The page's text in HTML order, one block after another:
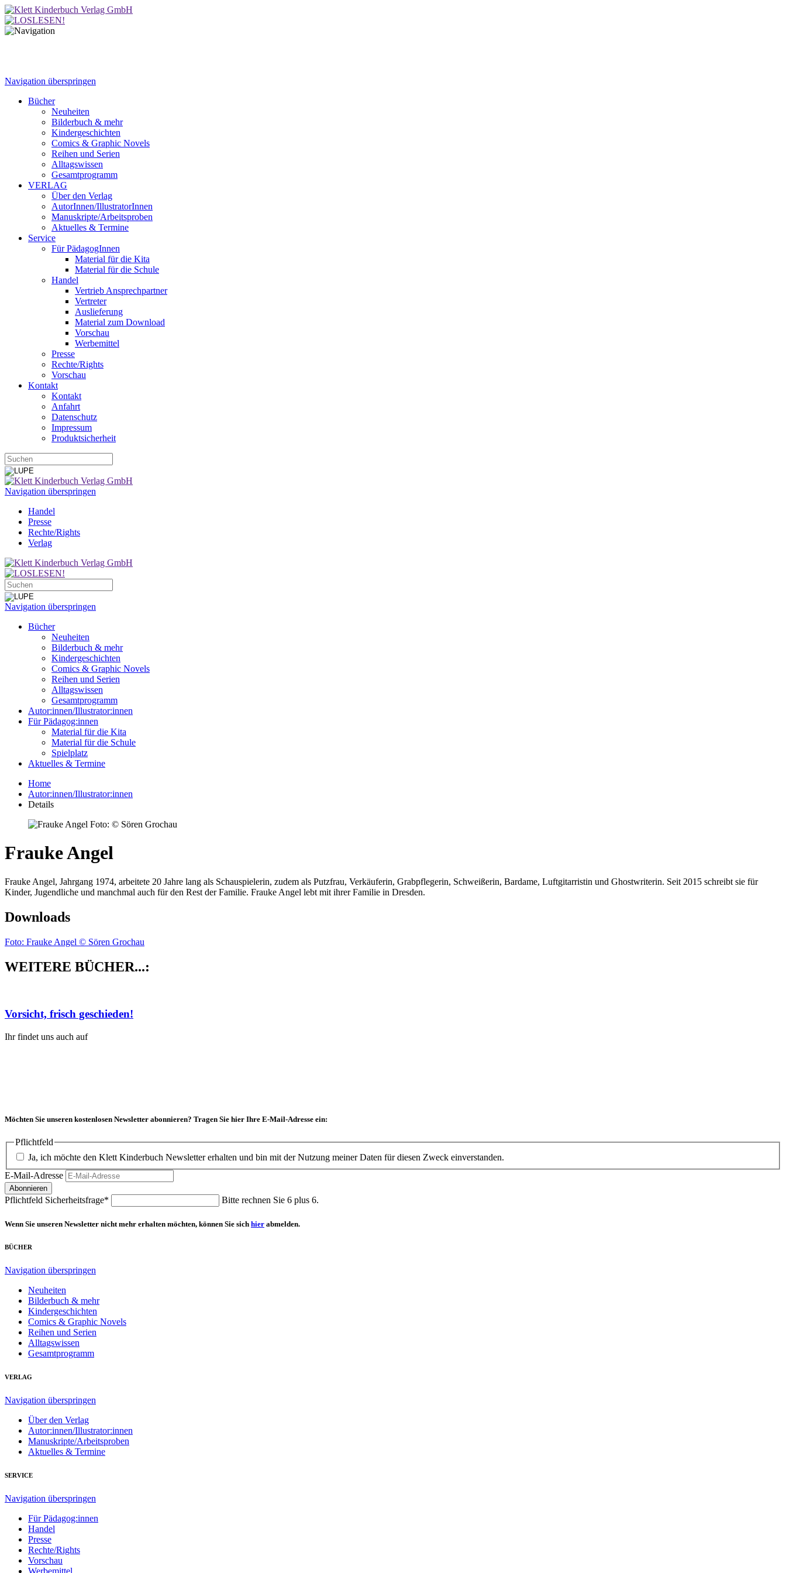
Navigation überspringen
Bücher
Neuheiten
Bilderbuch & mehr
Kindergeschichten
Comics & Graphic Novels
Reihen und Serien
Alltagswissen
Gesamtprogramm
VERLAG
Über den Verlag
AutorInnen/IllustratorInnen
Manuskripte/Arbeitsproben
Aktuelles & Termine
Service
Für PädagogInnen
Material für die Kita
Material für die Schule
Handel
Vertrieb Ansprechpartner
Vertreter
Auslieferung
Material zum Download
Vorschau
Werbemittel
Presse
Rechte/Rights
Vorschau
Kontakt
Kontakt
Anfahrt
Datenschutz
Impressum
Produktsicherheit
Navigation überspringen
Handel
Presse
Rechte/Rights
Verlag
Navigation überspringen
Bücher
Neuheiten
Bilderbuch & mehr
Kindergeschichten
Comics & Graphic Novels
Reihen und Serien
Alltagswissen
Gesamtprogramm
Autor:innen/Illustrator:innen
Für Pädagog:innen
Material für die Kita
Material für die Schule
Spielplatz
Aktuelles & Termine
Home
Autor:innen/Illustrator:innen
Details
Foto: © Sören Grochau
Frauke Angel
Frauke Angel, Jahrgang 1974, arbeitete 20 Jahre lang als Schauspielerin, zudem als Putzfrau, Verkäuferin, Grabpflegerin, Schweißerin, Bardame, Luftgitarristin und Ghostwriterin. Seit 2015 schreibt sie für
Kinder, Jugendliche und manchmal auch für den Rest der Familie. Frauke Angel lebt mit ihrer Familie in Dresden.
Downloads
Foto: Frauke Angel © Sören Grochau
WEITERE BÜCHER...:
Vorsicht, frisch geschieden!
Ihr findet uns auch auf
Möchten Sie unseren kostenlosen Newsletter abonnieren? Tragen Sie hier Ihre E-Mail-Adresse ein:
Pflichtfeld
Ja, ich möchte den Klett Kinderbuch Newsletter erhalten und bin mit der Nutzung meiner Daten für diesen Zweck einverstanden.
E-Mail-Adresse
Abonnieren
Pflichtfeld Sicherheitsfrage* Bitte rechnen Sie 6 plus 6.
Wenn Sie unseren Newsletter nicht mehr erhalten möchten, können Sie sich hier abmelden.
BÜCHER
Navigation überspringen
Neuheiten
Bilderbuch & mehr
Kindergeschichten
Comics & Graphic Novels
Reihen und Serien
Alltagswissen
Gesamtprogramm
VERLAG
Navigation überspringen
Über den Verlag
Autor:innen/Illustrator:innen
Manuskripte/Arbeitsproben
Aktuelles & Termine
SERVICE
Navigation überspringen
Für Pädagog:innen
Handel
Presse
Rechte/Rights
Vorschau
Werbemittel